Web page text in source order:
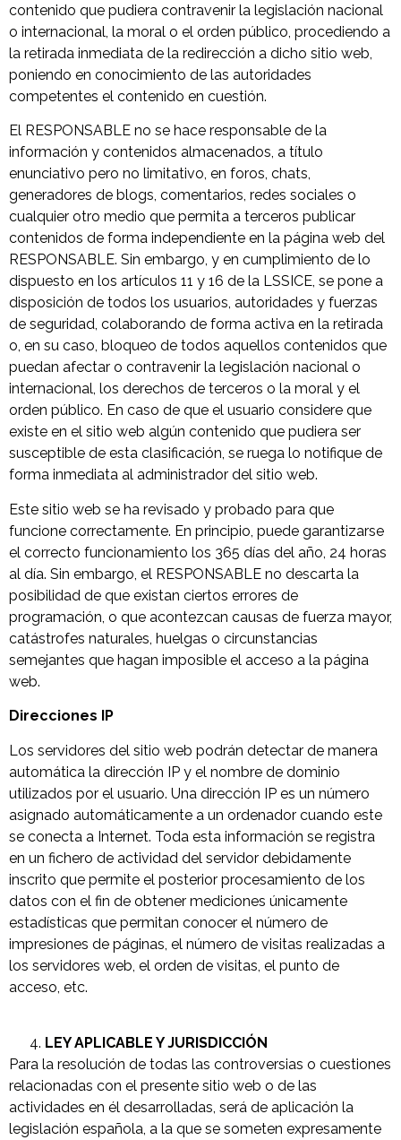
contenido que pudiera contravenir la legislación nacional
o internacional, la moral o el orden público, procediendo a
la retirada inmediata de la redirección a dicho sitio web,
poniendo en conocimiento de las autoridades
competentes el contenido en cuestión.
El RESPONSABLE no se hace responsable de la
información y contenidos almacenados, a título
enunciativo pero no limitativo, en foros, chats,
generadores de blogs, comentarios, redes sociales o
cualquier otro medio que permita a terceros publicar
contenidos de forma independiente en la página web del
RESPONSABLE. Sin embargo, y en cumplimiento de lo
dispuesto en los artículos 11 y 16 de la LSSICE, se pone a
disposición de todos los usuarios, autoridades y fuerzas
de seguridad, colaborando de forma activa en la retirada
o, en su caso, bloqueo de todos aquellos contenidos que
puedan afectar o contravenir la legislación nacional o
internacional, los derechos de terceros o la moral y el
orden público. En caso de que el usuario considere que
existe en el sitio web algún contenido que pudiera ser
susceptible de esta clasificación, se ruega lo notifique de
forma inmediata al administrador del sitio web.
Este sitio web se ha revisado y probado para que
funcione correctamente. En principio, puede garantizarse
el correcto funcionamiento los 365 días del año, 24 horas
al día. Sin embargo, el RESPONSABLE no descarta la
posibilidad de que existan ciertos errores de
programación, o que acontezcan causas de fuerza mayor,
catástrofes naturales, huelgas o circunstancias
semejantes que hagan imposible el acceso a la página
web.
Direcciones IP
Los servidores del sitio web podrán detectar de manera
automática la dirección IP y el nombre de dominio
utilizados por el usuario. Una dirección IP es un número
asignado automáticamente a un ordenador cuando este
se conecta a Internet. Toda esta información se registra
en un fichero de actividad del servidor debidamente
inscrito que permite el posterior procesamiento de los
datos con el fin de obtener mediciones únicamente
estadísticas que permitan conocer el número de
impresiones de páginas, el número de visitas realizadas a
los servidores web, el orden de visitas, el punto de
acceso, etc.
LEY APLICABLE Y JURISDICCIÓN
Para la resolución de todas las controversias o cuestiones
relacionadas con el presente sitio web o de las
actividades en él desarrolladas, será de aplicación la
legislación española, a la que se someten expresamente